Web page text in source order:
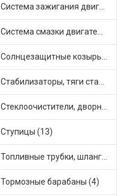
Система зажигания двигателя (5)
Система смазки двигателя (8)
Солнцезащитные козырьки для салона автомобиля (1)
Стабилизаторы, тяги стабилизатора, стойки стабилиз (5)
Стеклоочистители, дворники (2)
Ступицы (13)
Топливные трубки, шланги, магистрали и рампы (4)
Тормозные барабаны (4)